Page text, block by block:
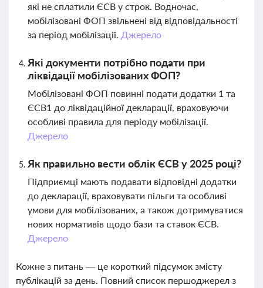
які не сплатили ЄСВ у строк. Водночас,
мобілізовані ФОП звільнені від відповідальності
за період мобілізації. Джерело
Які документи потрібно подати при
ліквідації мобілізованих ФОП?
Мобілізовані ФОП повинні подати додатки 1 та
ЄСВ1 до ліквідаційної декларації, враховуючи
особливі правила для періоду мобілізації.
Джерело
Як правильно вести облік ЄСВ у 2025 році?
Підприємці мають подавати відповідні додатки
до декларації, враховувати пільги та особливі
умови для мобілізованих, а також дотримуватися
нових нормативів щодо бази та ставок ЄСВ.
Джерело
Кожне з питань — це короткий підсумок змісту
публікацій за день. Повний список першоджерел з